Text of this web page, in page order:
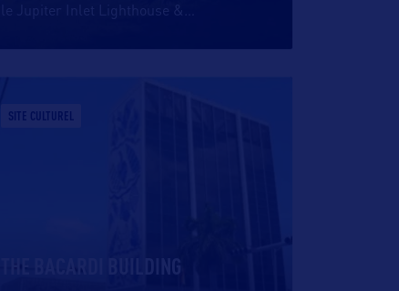
le Jupiter Inlet Lighthouse &
SITE CULTUREL
THE BACARDI BUILDING